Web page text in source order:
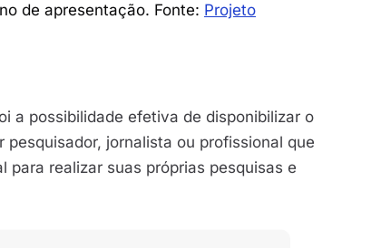
de apresentação. Fonte: Projeto
a possibilidade efetiva de disponibilizar o
pesquisador, jornalista ou profissional que
para realizar suas próprias pesquisas e